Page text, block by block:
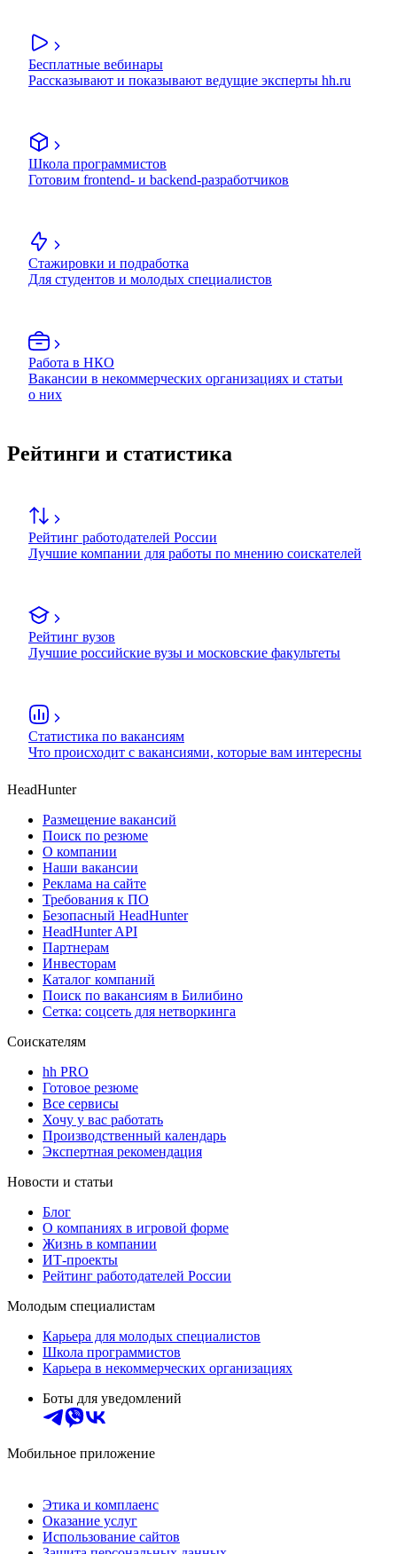
Бесплатные вебинары
Рассказывают и показывают ведущие эксперты hh.ru
Школа программистов
Готовим frontend- и backend-разработчиков
Стажировки и подработка
Для студентов и молодых специалистов
Работа в НКО
Вакансии в некоммерческих организациях и статьи
о них
Рейтинги и статистика
Рейтинг работодателей России
Лучшие компании для работы по мнению соискателей
Рейтинг вузов
Лучшие российские вузы и московские факультеты
Статистика по вакансиям
Что происходит с вакансиями, которые вам интересны
HeadHunter
Размещение вакансий
Поиск по резюме
О компании
Наши вакансии
Реклама на сайте
Требования к ПО
Безопасный HeadHunter
HeadHunter API
Партнерам
Инвесторам
Каталог компаний
Поиск по вакансиям в Билибино
Сетка: соцсеть для нетворкинга
Соискателям
hh PRO
Готовое резюме
Все сервисы
Хочу у вас работать
Производственный календарь
Экспертная рекомендация
Новости и статьи
Блог
О компаниях в игровой форме
Жизнь в компании
ИТ-проекты
Рейтинг работодателей России
Молодым специалистам
Карьера для молодых специалистов
Школа программистов
Карьера в некоммерческих организациях
Боты для уведомлений
Мобильное приложение
Этика и комплаенс
Оказание услуг
Использование сайтов